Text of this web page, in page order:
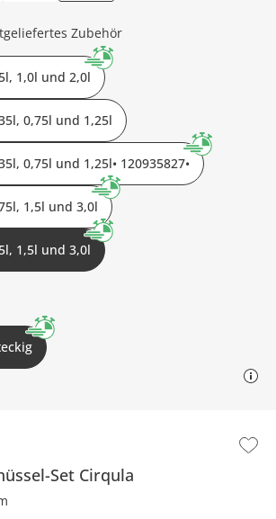
Set Cirqula
Zubehör
1,0l und 2,0l
0,75l und 1,25l
0,75l und 1,25l• 120935827•
1,5l und 3,0l
1,5l und 3,0l